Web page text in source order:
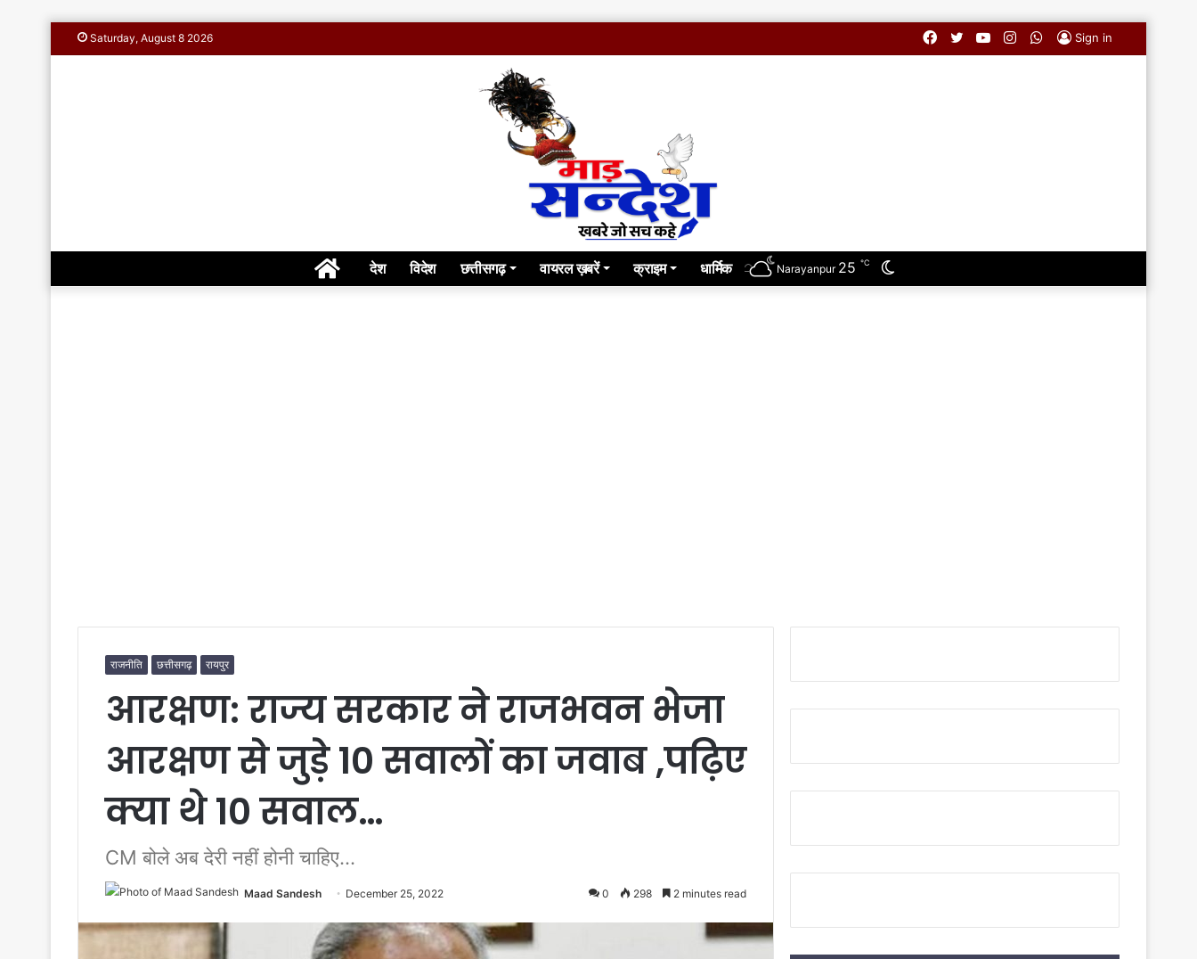
Saturday, August 8 2026 Sign in
WhatsApp
Instagram
YouTube
Twitter
Facebook
Homeदेश विदेश छत्तीसगढ़ वायरल ख़बरें क्राइम धार्मिक Narayanpur 25 ℃
राजनीति छत्तीसगढ़ रायपुर
आरक्षण: राज्य सरकार ने राजभवन भेजा
आरक्षण से जुड़े 10 सवालों का जवाब ,पढ़िए
क्या थे 10 सवाल…
CM बोले अब देरी नहीं होनी चाहिए...
Maad Sandesh December 25, 2022 0 298 2 minutes read